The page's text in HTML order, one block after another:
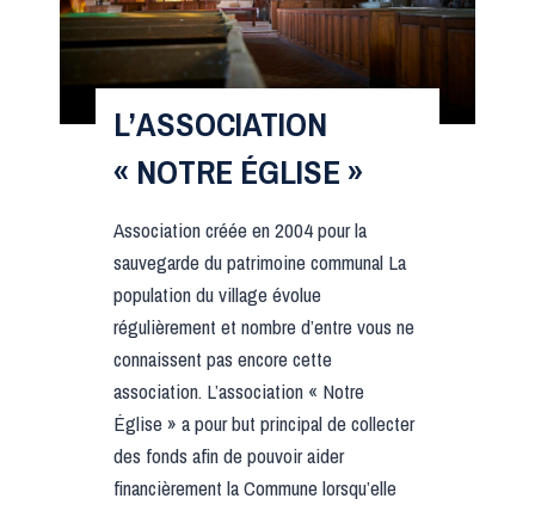
L’ASSOCIATION
« NOTRE ÉGLISE »
Association créée en 2004 pour la
sauvegarde du patrimoine communal La
population du village évolue
régulièrement et nombre d’entre vous ne
connaissent pas encore cette
association. L’association « Notre
Église » a pour but principal de collecter
des fonds afin de pouvoir aider
financièrement la Commune lorsqu’elle